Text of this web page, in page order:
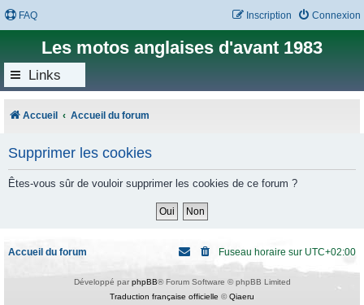
FAQ Connexion
Inscription
Les motos anglaises d'avant 1983
Links
Accueil Accueil du forum
Supprimer les cookies
Êtes-vous sûr de vouloir supprimer les cookies de ce forum ?
Accueil du forum Fuseau horaire sur UTC+02:00
Développé par phpBB® Forum Software © phpBB Limited
Traduction française officielle ©Qiaeru